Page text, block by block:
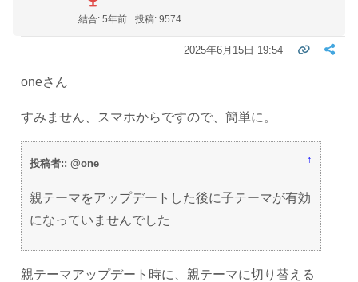
結合: 5年前 投稿: 9574
2025年6月15日 19:54
oneさん
すみません、スマホからですので、簡単に。
投稿者:: @one ↑
親テーマをアップデートした後に子テーマが有効
になっていませんでした
親テーマアップデート時に、親テーマに切り替える